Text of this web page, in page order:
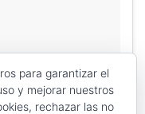
para garantizar el
y mejorar nuestros
rechazar las no